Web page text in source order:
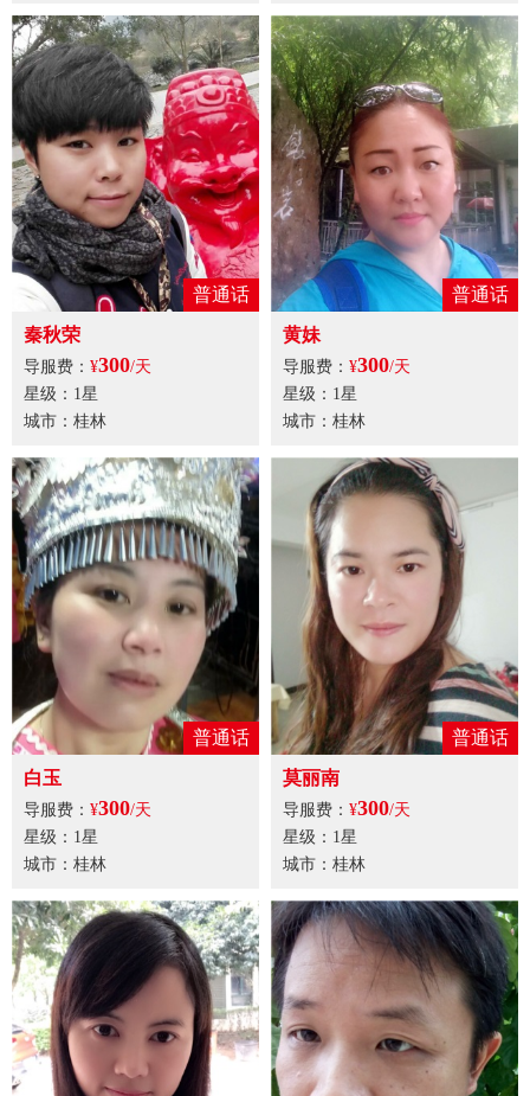
普通话
秦秋荣
导服费： ¥300/天
星级：1星
城市：桂林
普通话
黄妹
导服费： ¥300/天
星级：1星
城市：桂林
普通话
白玉
导服费： ¥300/天
星级：1星
城市：桂林
普通话
莫丽南
导服费： ¥300/天
星级：1星
城市：桂林